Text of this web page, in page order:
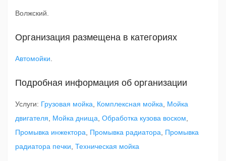
Волжский.
Организация размещена в категориях
Автомойки
Подробная информация об организации
Услуги: Грузовая мойка Комплексная мойка
Мойка
двигателя
Мойка днища Обработка кузова воском
Промывка инжектора
Промывка радиатора
Промывка
радиатора печки Техническая мойка